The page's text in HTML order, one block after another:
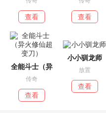
查看 查看
全能斗士（异
传奇
查看
小小驯龙师
放置
查看